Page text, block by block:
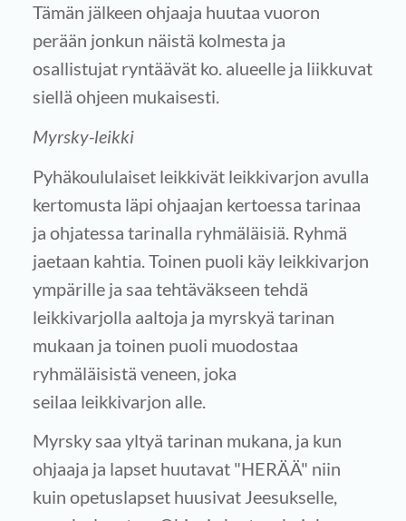
Tämän jälkeen ohjaaja huutaa vuoron
perään jonkun näistä kolmesta ja
osallistujat ryntäävät ko. alueelle ja liikkuvat
siellä ohjeen mukaisesti.
Myrsky-leikki
Pyhäkoululaiset leikkivät leikkivarjon avulla
kertomusta läpi ohjaajan kertoessa tarinaa
ja ohjatessa tarinalla ryhmäläisiä. Ryhmä
jaetaan kahtia. Toinen puoli käy leikkivarjon
ympärille ja saa tehtäväkseen tehdä
leikkivarjolla aaltoja ja myrskyä tarinan
mukaan ja toinen puoli muodostaa
ryhmäläisistä veneen, joka
seilaa leikkivarjon alle.
Myrsky saa yltyä tarinan mukana, ja kun
ohjaaja ja lapset huutavat "HERÄÄ" niin
kuin opetuslapset huusivat Jeesukselle,